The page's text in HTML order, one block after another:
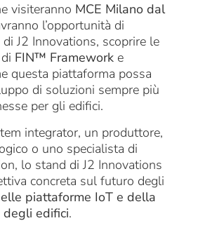
visiteranno MCE Milano dal
l’opportunità di
J2 Innovations, scoprire le
FIN™ Framework e
questa piattaforma possa
di soluzioni sempre più
per gli edifici.
integrator, un produttore,
o uno specialista di
lo stand di J2 Innovations
concreta sul futuro degli
piattaforme IoT e della
edifici.